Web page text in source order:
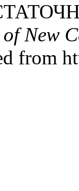
New
from